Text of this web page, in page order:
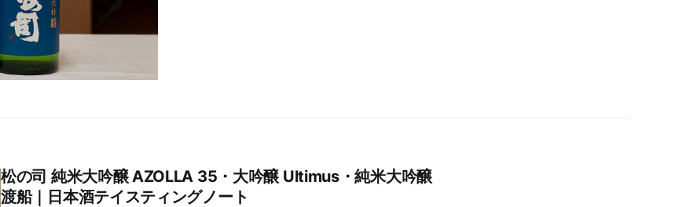
松の司 純米大吟醸 AZOLLA 35・大吟醸 Ultimus・純米大吟醸
渡船｜日本酒テイスティングノート